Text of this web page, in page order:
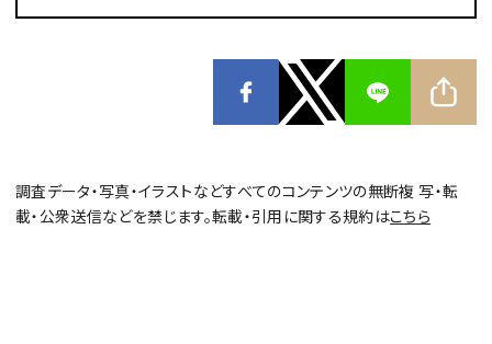
調査データ・写真・イラストなどすべてのコンテンツの無断複 写・転
載・公衆送信などを禁じます。転載・引用に関する規約はこちら